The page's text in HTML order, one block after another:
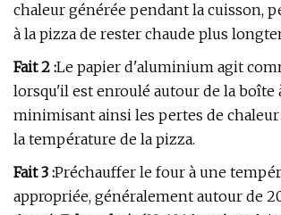
chaleur générée pendant la cuisson,
à la pizza de rester chaude plus
Fait 2 :Le papier d'aluminium agit
lorsqu'il est enroulé autour de la boîte
minimisant ainsi les pertes de
la température de la pizza.
Fait 3 :Préchauffer le four à une
appropriée, généralement autour de